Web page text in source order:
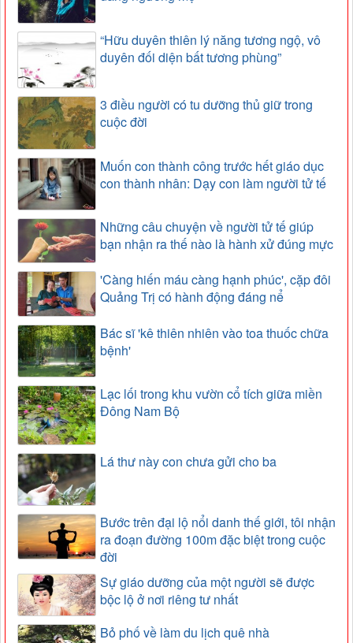
“Hữu duyên thiên lý năng tương ngộ, vô
duyên đối diện bất tương phùng”
3 điều người có tu dưỡng thủ giữ trong
cuộc đời
Muốn con thành công trước hết giáo dục
con thành nhân: Dạy con làm người tử tế
Những câu chuyện về người tử tế giúp
bạn nhận ra thế nào là hành xử đúng mực
'Càng hiến máu càng hạnh phúc', cặp đôi
Quảng Trị có hành động đáng nể
Bác sĩ 'kê thiên nhiên vào toa thuốc chữa
bệnh'
Lạc lối trong khu vườn cổ tích giữa miền
Đông Nam Bộ
Lá thư này con chưa gửi cho ba
Bước trên đại lộ nổi danh thế giới, tôi nhận
ra đoạn đường 100m đặc biệt trong cuộc
đời
Sự giáo dưỡng của một người sẽ được
bộc lộ ở nơi riêng tư nhất
Bỏ phố về làm du lịch quê nhà